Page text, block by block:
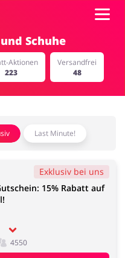
Home & Garden
Schuhe
Aktionen
223
Versandfrei
48
Last Minute!
Exklusiv bei uns
15% Rabatt auf
4550